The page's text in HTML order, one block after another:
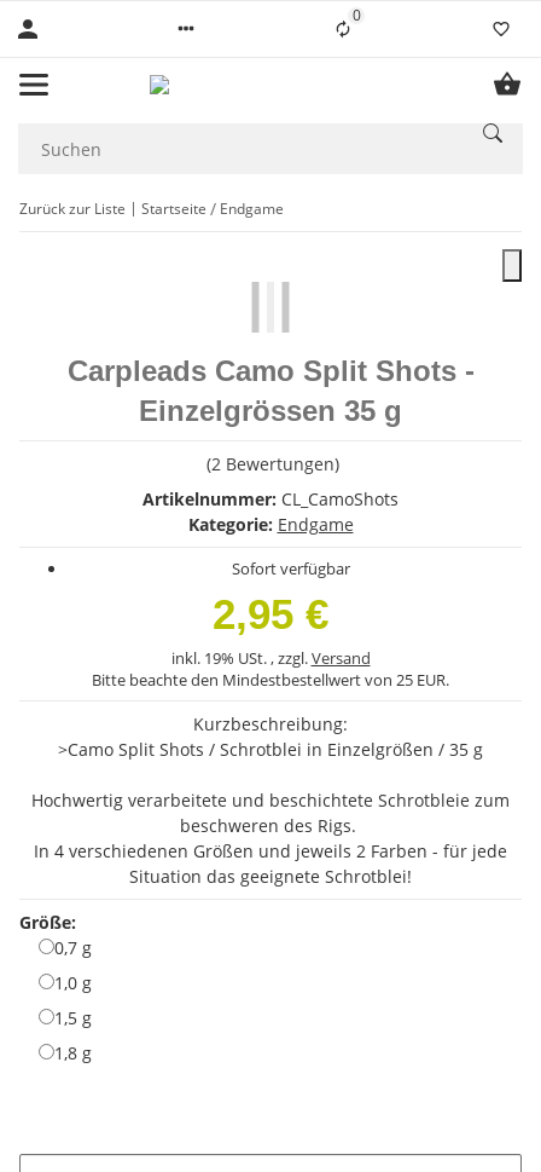
0Liste ist leer
Zurück zur Liste Startseite Endgame
Carpleads Camo Split Shots -
Einzelgrössen 35 g
(2 Bewertungen)
Artikelnummer: CL_CamoShots
Kategorie: Endgame
Sofort verfügbar
2,95 €
inkl. 19% USt. , zzgl.Versand
Bitte beachte den Mindestbestellwert von 25 EUR.
Kurzbeschreibung:
>Camo Split Shots / Schrotblei in Einzelgrößen / 35 g
Hochwertig verarbeitete und beschichtete Schrotbleie zum
beschweren des Rigs.
In 4 verschiedenen Größen und jeweils 2 Farben - für jede
Situation das geeignete Schrotblei!
Größe:
0,7 g0,7 g
1,0 g1,0 g
1,5 g1,5 g
1,8 g1,8 g